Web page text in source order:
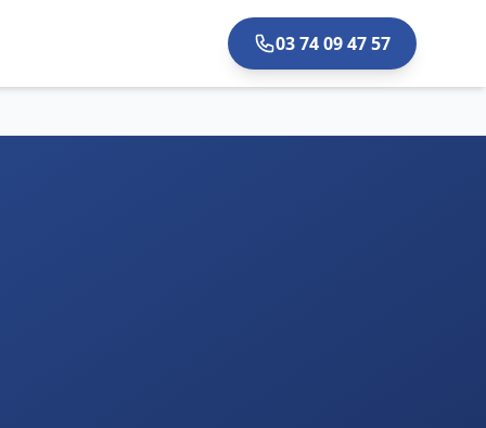
03 74 09 47 57